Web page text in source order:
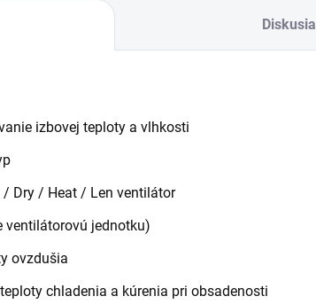
Diskusia
izbovej teploty a vlhkosti
Dry / Heat / Len ventilátor
ventilátorovú jednotku)
ovzdušia
chladenia a kúrenia pri obsadenosti